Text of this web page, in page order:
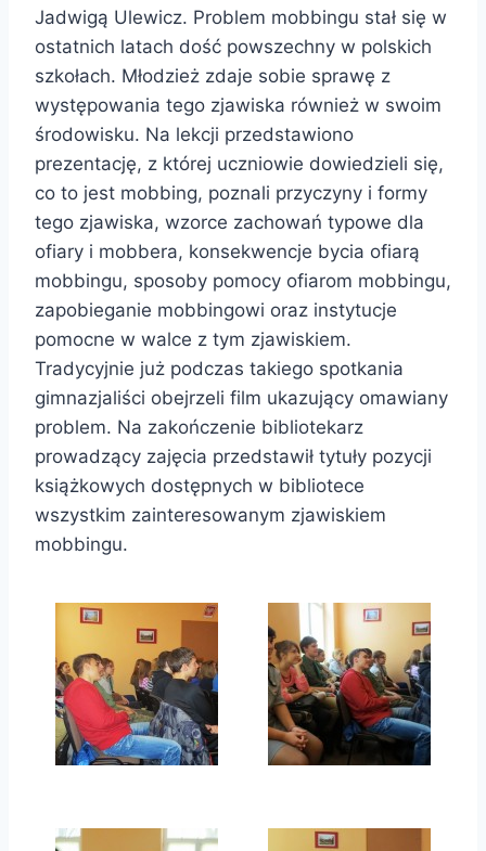
Jadwigą Ulewicz. Problem mobbingu stał się w
ostatnich latach dość powszechny w polskich
szkołach. Młodzież zdaje sobie sprawę z
występowania tego zjawiska również w swoim
środowisku. Na lekcji przedstawiono
prezentację, z której uczniowie dowiedzieli się,
co to jest mobbing, poznali przyczyny i formy
tego zjawiska, wzorce zachowań typowe dla
ofiary i mobbera, konsekwencje bycia ofiarą
mobbingu, sposoby pomocy ofiarom mobbingu,
zapobieganie mobbingowi oraz instytucje
pomocne w walce z tym zjawiskiem.
Tradycyjnie już podczas takiego spotkania
gimnazjaliści obejrzeli film ukazujący omawiany
problem. Na zakończenie bibliotekarz
prowadzący zajęcia przedstawił tytuły pozycji
książkowych dostępnych w bibliotece
wszystkim zainteresowanym zjawiskiem
mobbingu.